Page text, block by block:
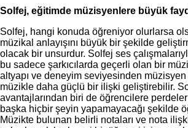
Solfej, eğitimde müzisyenlere büyük
Solfej, hangi konuda öğreniyor olurlarsa
müzikal anlayışını büyük bir şekilde
olacak bir unsurdur. Solfej ses
bu sadece şarkıcılarda geçerli olan bir
altyapı ve deneyim seviyesinden
müzikle daha güçlü bir ilişki geliştirebilir.
avantajlarından biri de öğrencilere
başka hiçbir şeyin yapamayacağı şekilde
Müzikte bulunan belirli notaları ve nota